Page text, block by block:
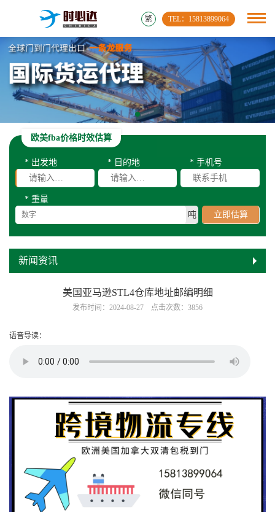
TEL：15813899064
繁
欧美fba价格时效估算
* 出发地 * 目的地 * 手机号
* 重量
吨
立即估算
新闻资讯
美国亚马逊STL4仓库地址邮编明细
发布时间：2024-08-27 点击次数：3856
语音导读：